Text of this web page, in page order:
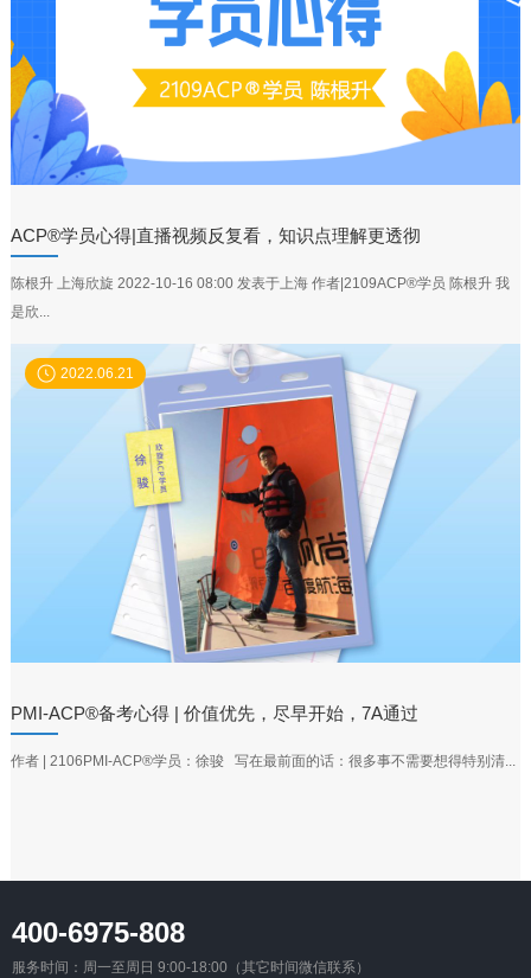
ACP®学员心得|直播视频反复看，知识点理解更透彻
陈根升 上海欣旋 2022-10-16 08:00 发表于上海 作者|2109ACP®学员 陈根升 我
是欣...
2022.06.21
PMI-ACP®备考心得 | 价值优先，尽早开始，7A通过
作者 | 2106PMI-ACP®学员：徐骏 写在最前面的话：很多事不需要想得特别清...
400-6975-808
服务时间：周一至周日 9:00-18:00（其它时间微信联系）